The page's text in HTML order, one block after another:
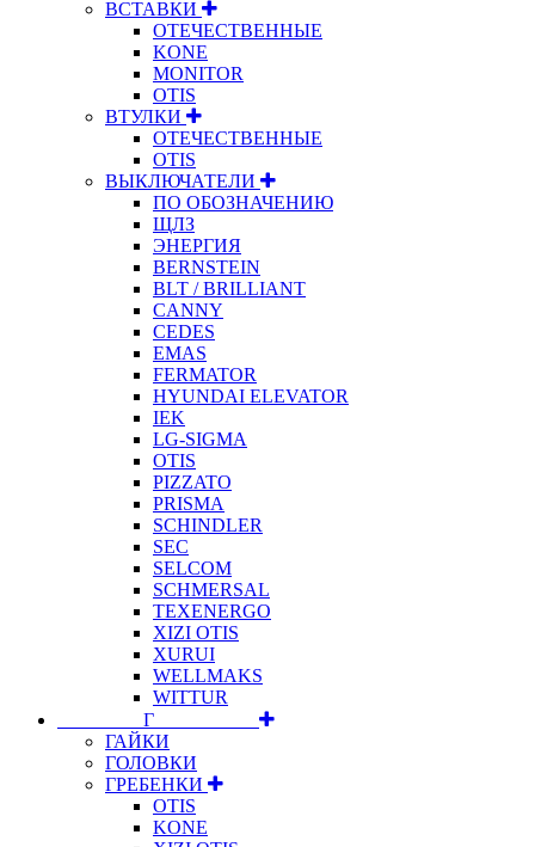
ВСТАВКИ
ОТЕЧЕСТВЕННЫЕ
KONE
MONITOR
OTIS
ВТУЛКИ
ОТЕЧЕСТВЕННЫЕ
OTIS
ВЫКЛЮЧАТЕЛИ
ПО ОБОЗНАЧЕНИЮ
ЩЛЗ
ЭНЕРГИЯ
BERNSTEIN
BLT / BRILLIANT
CANNY
CEDES
EMAS
FERMATOR
HYUNDAI ELEVATOR
IEK
LG-SIGMA
OTIS
PIZZATO
PRISMA
SCHINDLER
SEC
SELCOM
SCHMERSAL
TEXENERGO
XIZI OTIS
XURUI
WELLMAKS
WITTUR
⠀⠀⠀⠀⠀⠀Г⠀⠀⠀⠀⠀⠀⠀
ГАЙКИ
ГОЛОВКИ
ГРЕБЕНКИ
OTIS
KONE